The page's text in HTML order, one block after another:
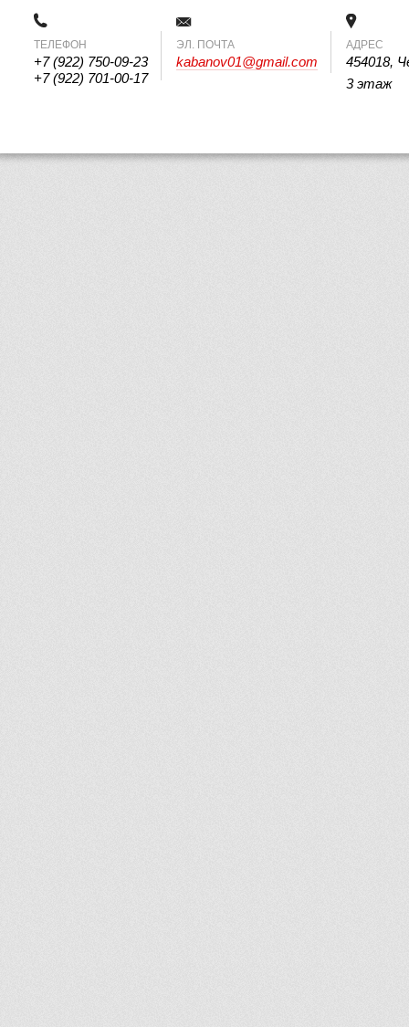
ТЕЛЕФОН
+7 (922) 750-09-23
+7 (922) 701-00-17
ЭЛ. ПОЧТА
kabanov01@gmail.com
АДРЕС
454018,
3 этаж